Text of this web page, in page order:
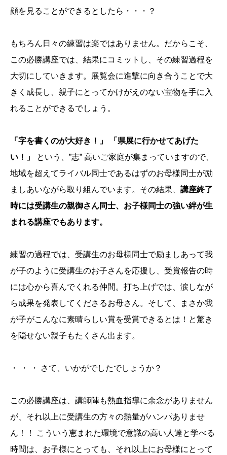
顔を見ることができるとしたら・・・？
もちろん日々の練習は楽ではありません。だからこそ、
この必勝講座では、結果にコミットし、その練習過程を
大切にしていきます。展覧会に進撃に向き合うことで大
きく成長し、親子にとってかけがえのない宝物を手に入
れることができるでしょう。
「字を書くのが大好き！」
「県展に行かせてあげた
い！」
という、”志” 高いご家庭が集まっていますので、
地域を超えてライバル同士であるはずのお母様同士が励
ましあいながら取り組んでいます。その結果、 講座終了
時には受講生の親御さん同士、お子様同士の強い絆が生
まれる講座でもあります。
練習の過程では、受講生のお母様同士で励ましあって我
が子のように受講生のお子さんを応援し、受賞報告の時
には心から喜んでくれる仲間。打ち上げでは、涙しなが
ら成果を発表してくださるお母さん。そして、まさか我
が子がこんなに素晴らしい賞を受賞できるとは！と驚き
を隠せない親子もたくさん出ます。
・ ・ ・ さて、いかがでしたでしょうか？
この必勝講座は、講師陣も熱血指導に余念がありません
が、それ以上に受講生の方々の熱量がハンパありませ
ん！！ こういう恵まれた環境で意識の高い人達と学べる
時間は、お子様にとっても、それ以上にお母様にとって